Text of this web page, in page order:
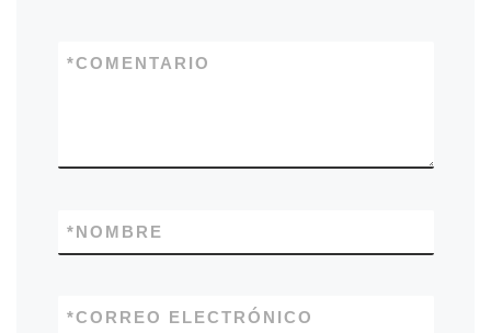
COMENTARIO
*
NOMBRE
*
CORREO ELECTRÓNICO
*